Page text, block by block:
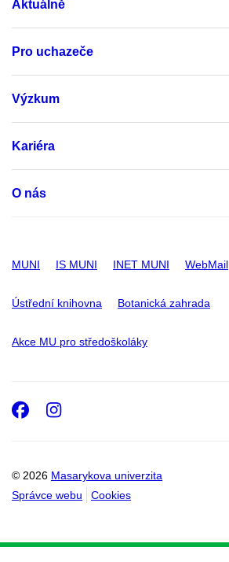
Aktuálně
Pro uchazeče
Výzkum
Kariéra
O nás
MUNI IS MUNI INET MUNI WebMail
Ústřední knihovna Botanická zahrada
Akce MU pro středoškoláky
© 2026 Masarykova univerzita
Správce webu
Cookies
Facebook
Instagram